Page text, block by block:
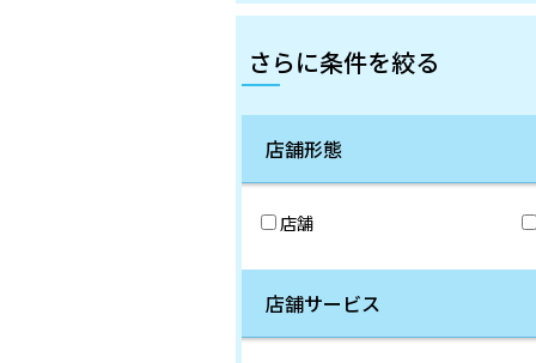
さらに条件を絞る
店舗形態
店舗
店舗サービス